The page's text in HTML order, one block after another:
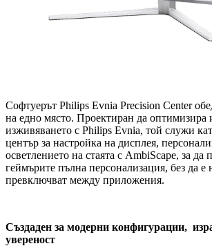
Софтуерът Philips Evnia Precision Center
на едно място. Проектиран да оптимизира
изживяването с Philips Evnia, той служи
център за настройка на дисплея,
осветлението на стаята с AmbiScape, за да
геймърите пълна персонализация, без да е
превключват между приложения.
Създаден за модерни конфигурации,
увереност